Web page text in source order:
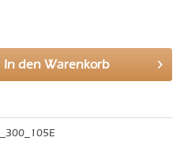
In den Warenkorb